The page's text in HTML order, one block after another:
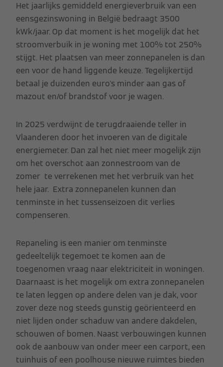
Het jaarlijks gemiddeld energieverbruik van een
eensgezinswoning in België bedraagt 3500
kWk/jaar. Op dat moment is het mogelijk dat het
stroomverbuik in je woning met 100% tot 250%
stijgt. Het plaatsen van meer zonnepanelen is dan
een voor de hand liggende keuze. Tegelijkertijd
betaal je duizenden euro's minder aan gas of
mazout en/of brandstof voor je wagen.
In 2025 verdwijnt de terugdraaiende teller in
Vlaanderen door het invoeren van de digitale
energiemeter. Dan zal het niet meer mogelijk zijn
om het overschot aan zonnestroom van de
zomer te verrekenen met het verbruik van het
hele jaar. Extra zonnepanelen kunnen dan
tenminste in het tussenseizoen dit verlies
compenseren.
Repaneling is een manier om tenminste
gedeeltelijk tegemoet te komen aan de
toegenomen vraag naar elektriciteit in woningen.
Daarnaast is het mogelijk om extra zonnepanelen
te laten leggen op andere delen van je dak, voor
zover deze nog steeds gunstig geörienteerd en
niet lijden onder schaduw van andere dakdelen,
schouwen of bomen. Naast verbouwingen kunnen
ook de aanbouw van onder meer een carport, een
tuinhuis of een poolhouse nieuwe ruimtes bieden